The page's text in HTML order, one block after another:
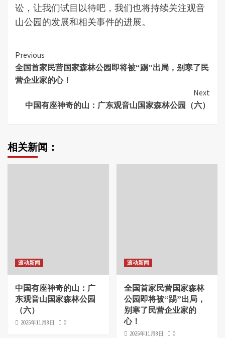
讼，让我们试目以待吧，我们也将持续关注观音
山公园的发展和相关事件的进展。
Continue
Reading
Previous
全国首家民营国家森林公园即将被“踢”出局，别寒了民
营企业家的心！
Next
中国有座神奇的山：广东观音山国家森林公园（六）
相关新闻：
滚动新闻
中国有座神奇的山：广
东观音山国家森林公园
（六）
2025年11月8日 0
滚动新闻
全国首家民营国家森林
公园即将被“踢”出局，
别寒了民营企业家的
心！
2025年11月8日 0